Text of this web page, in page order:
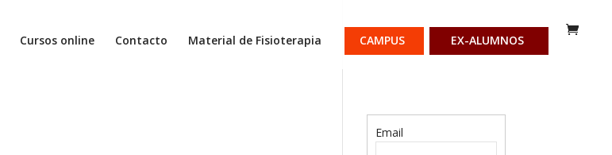
Cursos online Contacto Material de Fisioterapia CAMPUS EX-ALUMNOS
Email